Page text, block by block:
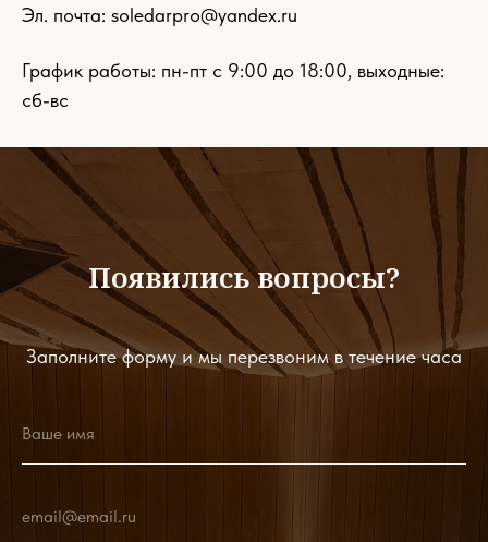
Эл. почта: soledarpro@yandex.ru
График работы: пн-пт с 9:00 до 18:00, выходные:
сб-вс
Появились вопросы?
Заполните форму и мы перезвоним в течение часа
Ваше имя
email@email.ru